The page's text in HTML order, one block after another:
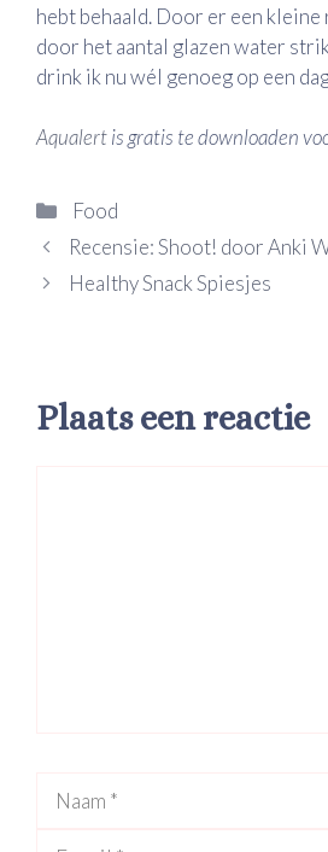
hebt behaald. Door er een kleine
door het aantal glazen water
drink ik nu wél genoeg op een
Aqualertis gratis te downloaden
Categorieën
Food
Recensie: Shoot! door Anki
Healthy Snack Spiesjes
Plaats een reactie